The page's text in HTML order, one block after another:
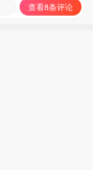
查看8条评论